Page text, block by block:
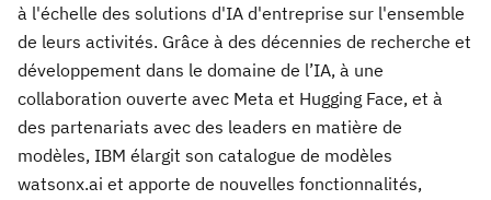
à l'échelle des solutions d'IA d'entreprise sur l'ensemble
de leurs activités. Grâce à des décennies de recherche et
développement dans le domaine de l’IA, à une
collaboration ouverte avec Meta et Hugging Face, et à
des partenariats avec des leaders en matière de
modèles, IBM élargit son catalogue de modèles
watsonx.ai et apporte de nouvelles fonctionnalités,